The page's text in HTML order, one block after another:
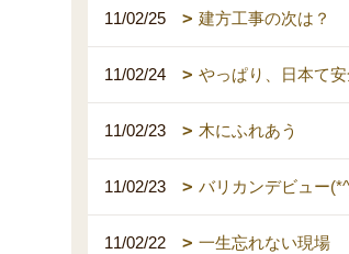
11/02/25 建方工事の次は？
11/02/24 やっぱり、日本て
11/02/23 木にふれあう
11/02/23 バリカンデビュー
11/02/22 一生忘れない現場